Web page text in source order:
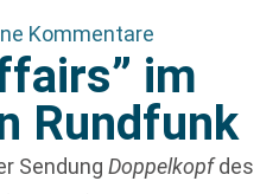
Kommentare
im
Rundfunk
Sendung Doppelkopfdes